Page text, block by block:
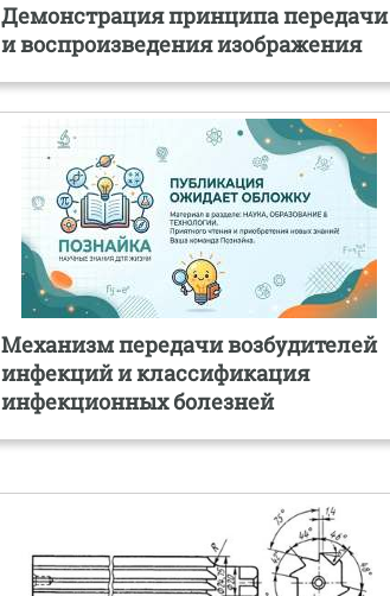
Демонстрация принципа передачи
и воспроизведения изображения
Механизм передачи возбудителей
инфекций и классификация
инфекционных болезней